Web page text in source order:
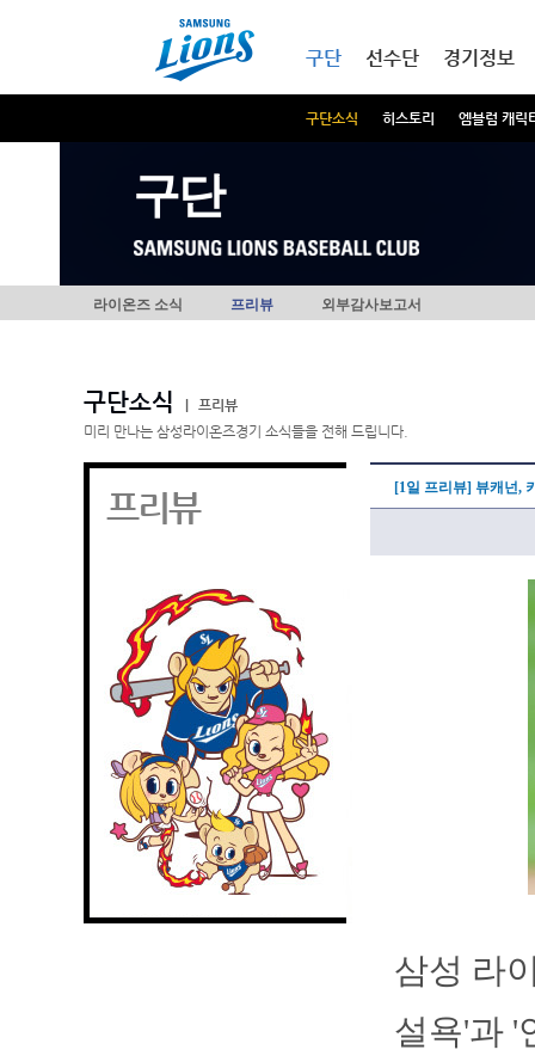
구단
구단소식 히스토리 엠블럼 캐릭
선수단 경기정보
구단
라이온즈 소식 프리뷰 외부감사보고서
구단소식
프리뷰
미리 만나는 삼성라이온즈경기 소식들을 전해 드립니다.
프리뷰 [1일 프리뷰] 뷰캐넌,
삼성 라
설욕'과 '